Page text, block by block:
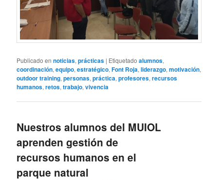
Publicado en noticias,prácticas | Etiquetado alumnos,
coordinación,equipo,estratégico,Font Roja,liderazgo,motivación,
outdoor training,personas,práctica,profesores,recursos
humanos,retos,trabajo,vivencia
Nuestros alumnos del MUIOL
aprenden gestión de
recursos humanos en el
parque natural